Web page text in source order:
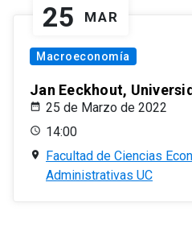
25 MAR
Macroeconomía
Jan Eeckhout,
25 de Marzo de 2022
14:00
Facultad de Ciencias
Administrativas UC